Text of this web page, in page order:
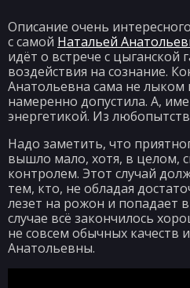
Описание очень
с самой Натальей
идёт о встрече с цыганской
воздействия на сознание.
Анатольевна сама не лыком
намеренно допустила. А,
энергетикой. Из
Надо заметить, что
вышло мало, хотя, в целом,
контролем. Этот случай
тем, кто, не обладая
лезет на рожон и попадает
случае всё закончилось
не совсем обычных качеств
Анатольевны.